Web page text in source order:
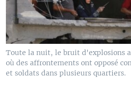
Toute la nuit, le bruit d'explosions
où des affrontements ont opposé
et soldats dans plusieurs quartiers.